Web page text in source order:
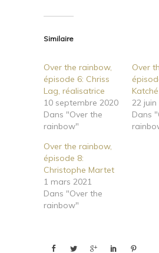
Similaire
Over the rainbow,
épisode 6: Chriss
Lag, réalisatrice
10 septembre 2020
Dans "Over the
rainbow"
Over
Katché
22 juin
Dans
Over the rainbow,
épisode 8:
Christophe Martet
1 mars 2021
Dans "Over the
rainbow"